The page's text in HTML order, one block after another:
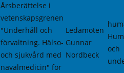
Årsberättelse i
vetenskapsgrenen
"Underhåll och
förvaltning. Hälso-
och sjukvård med
navalmedicin" för
Ledamoten
Gunnar
Nordbeck
och